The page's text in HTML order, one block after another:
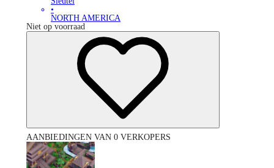
•
NORTH AMERICA
Niet op voorraad
AANBIEDINGEN VAN 0 VERKOPERS